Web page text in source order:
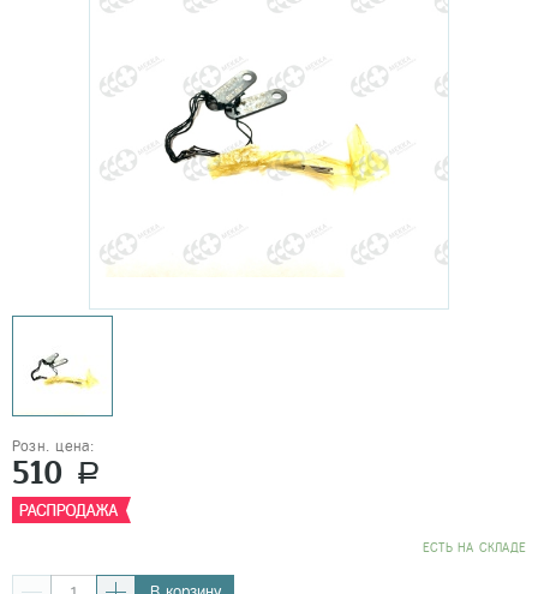
Розн. цена:
510 a
EСТЬ НА СКЛАДЕ